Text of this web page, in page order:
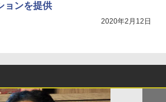
ョンを提供
2020年2月12日